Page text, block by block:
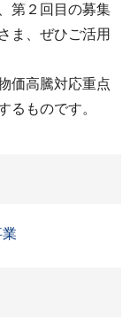
第２回目の募集
ま、ぜひご活用
価高騰対応重点
るものです。